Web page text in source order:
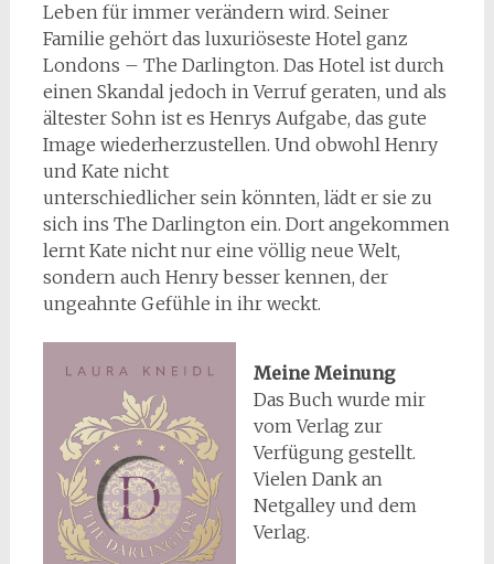
Leben für immer verändern wird. Seiner
Familie gehört das luxuriöseste Hotel ganz
Londons – The Darlington. Das Hotel ist durch
einen Skandal jedoch in Verruf geraten, und als
ältester Sohn ist es Henrys Aufgabe, das gute
Image wiederherzustellen. Und obwohl Henry
und Kate nicht
unterschiedlicher sein könnten, lädt er sie zu
sich ins The Darlington ein. Dort angekommen
lernt Kate nicht nur eine völlig neue Welt,
sondern auch Henry besser kennen, der
ungeahnte Gefühle in ihr weckt.
Meine Meinung
Das Buch wurde mir
vom Verlag zur
Verfügung gestellt.
Vielen Dank an
Netgalley und dem
Verlag.